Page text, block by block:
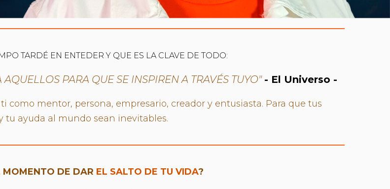
TARDÉ EN ENTEDER Y QUE ES LA CLAVE DE TODO:
PARA QUE SE INSPIREN A TRAVÉS TUYO" - El Universo -
como mentor, persona, empresario, creador y entusiasta. Para que tus
tu ayuda al mundo sean inevitables.
MOMENTO DE DAR EL SALTO DE TU VIDA?